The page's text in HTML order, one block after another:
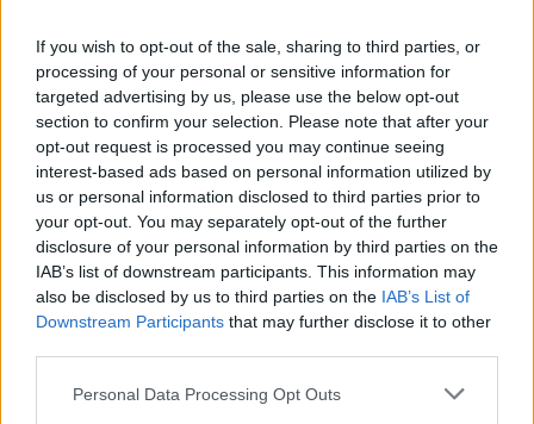
If you wish to opt-out of the sale, sharing to third parties, or
processing of your personal or sensitive information for
targeted advertising by us, please use the below opt-out
section to confirm your selection. Please note that after your
opt-out request is processed you may continue seeing
interest-based ads based on personal information utilized by
us or personal information disclosed to third parties prior to
your opt-out. You may separately opt-out of the further
disclosure of your personal information by third parties on the
IAB’s list of downstream participants. This information may
also be disclosed by us to third parties on the IAB’s List of
Downstream Participants that may further disclose it to other
Personal Data Processing Opt Outs
νοσήσω;
Δεν υπάρχουν ακριβή χρονοδιαγράμματα για
την εξέλιξη της λοίμωξης από τον ιό HPV.
Σύμφωνα με κάποια προτεινόμενα μοντέλα ο
μέσος χρόνος που μεσολαβεί από την πρώτη
επαφή με τον ιό μέχρι την εκδήλωση καρκίνου
κυμαίνεται από 9 έως 15 έτη. Μικρότερα
χρονικά διαστήματα μεσολαβούν από την
προκαρκινικές βλάβες (1ου βαθμού) δύνανται